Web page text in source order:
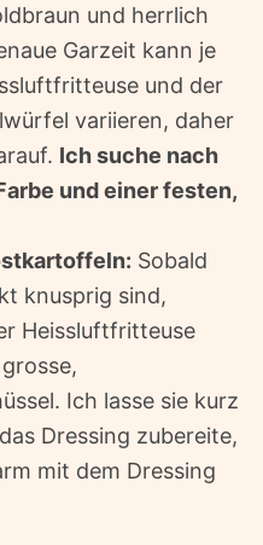
und herrlich
Garzeit kann je
und der
variieren, daher
Ich suche nach
und einer festen,
Sobald
knusprig sind,
Heissluftfritteuse
Ich lasse sie kurz
Dressing zubereite,
mit dem Dressing